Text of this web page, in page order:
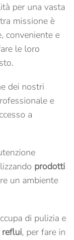
per una vasta
missione è
conveniente e
le loro
dei nostri
e
a
prodotti
un ambiente
di pulizia e
reflui, per fare in